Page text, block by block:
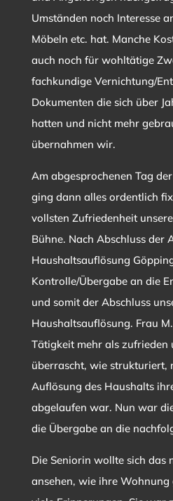
Umständen noch Interesse
Möbeln etc. hat. Manche
auch noch für wohltätige
fachkundige Vernichtung/
Dokumenten die sich über
hatten und nicht mehr
übernahmen wir.
Am abgesprochenen Tag
ging dann alles ordentlich
vollsten Zufriedenheit
Bühne. Nach Abschluss der
Haushaltsauflösung
Kontrolle/Übergabe an die
und somit der Abschluss
Haushaltsauflösung. Frau
Tätigkeit mehr als zufrieden
überrascht, wie strukturiert,
Auflösung des Haushalts
abgelaufen war. Nun war
die Übergabe an die
Die Seniorin wollte sich das
ansehen, wie ihre